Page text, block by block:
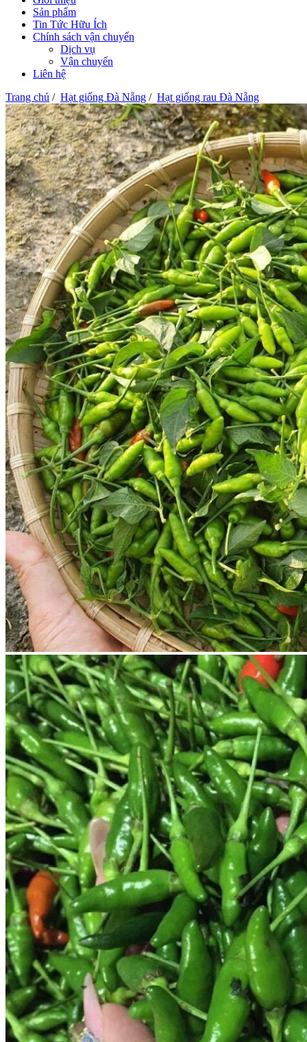
Sản phẩm
Tin Tức Hữu Ích
Chính sách vận chuyển
Dịch vụ
Vận chuyển
Liên hệ
Trang chủ / Hạt giống Đà Nẵng / Hạt giống rau Đà Nẵng